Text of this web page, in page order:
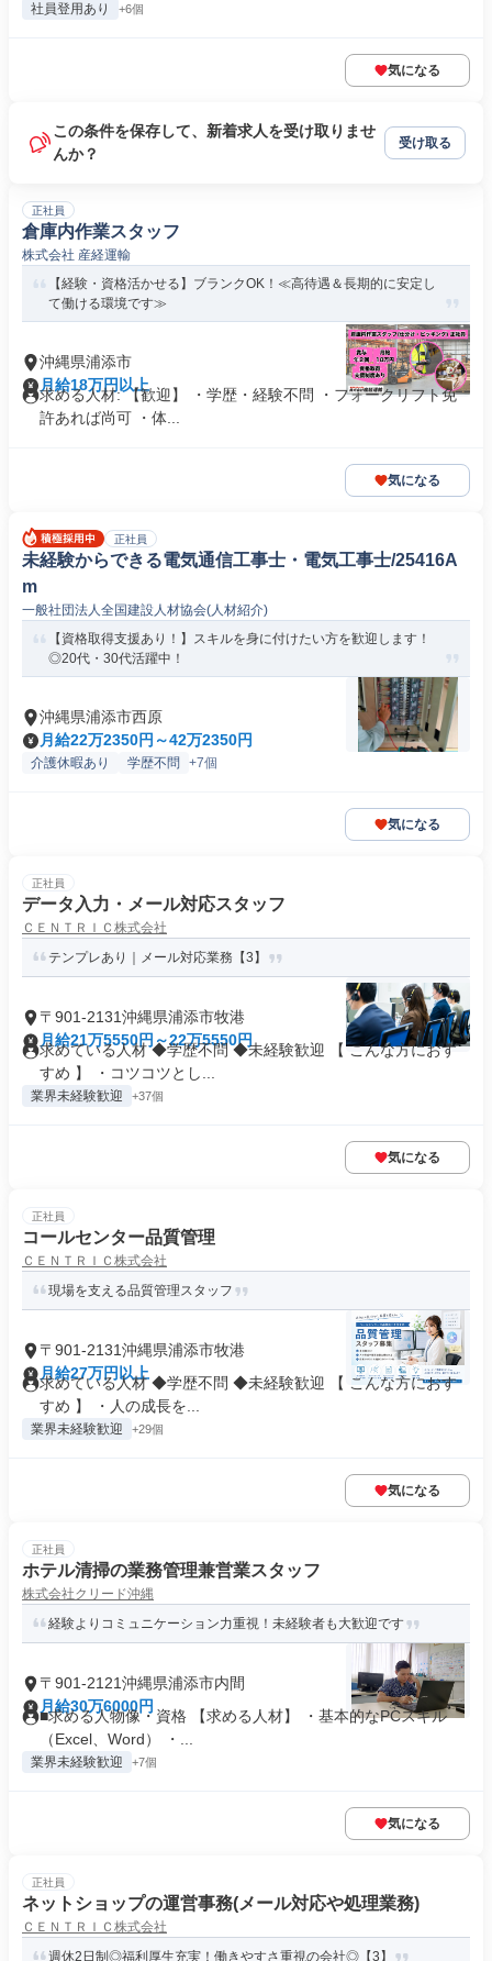
社員登用あり +6個
気になる
この条件を保存して、新着求人を受け取りませ
んか？
受け取る
正社員
倉庫内作業スタッフ
株式会社 産経運輸
【経験・資格活かせる】ブランクOK！≪高待遇＆長期的に安定し
て働ける環境です≫
沖縄県浦添市
月給18万円以上
求める人材: 【歓迎】 ・学歴・経験不問 ・フォークリフト免
許あれば尚可 ・体...
気になる
正社員
未経験からできる電気通信工事士・電気工事士/25416A
m
一般社団法人全国建設人材協会(人材紹介)
【資格取得支援あり！】スキルを身に付けたい方を歓迎します！
◎20代・30代活躍中！
沖縄県浦添市西原
月給22万2350円～42万2350円
介護休暇あり 学歴不問 +7個
気になる
正社員
データ入力・メール対応スタッフ
ＣＥＮＴＲＩＣ株式会社
テンプレあり｜メール対応業務【3】
〒901-2131沖縄県浦添市牧港
月給21万5550円～22万5550円
求めている人材 ◆学歴不問 ◆未経験歓迎 【 こんな方におす
すめ 】 ・コツコツとし...
業界未経験歓迎 +37個
気になる
正社員
コールセンター品質管理
ＣＥＮＴＲＩＣ株式会社
現場を支える品質管理スタッフ
〒901-2131沖縄県浦添市牧港
月給27万円以上
求めている人材 ◆学歴不問 ◆未経験歓迎 【 こんな方におす
すめ 】 ・人の成長を...
業界未経験歓迎 +29個
気になる
正社員
ホテル清掃の業務管理兼営業スタッフ
株式会社クリード沖縄
経験よりコミュニケーション力重視！未経験者も大歓迎です
〒901-2121沖縄県浦添市内間
月給30万6000円
■求める人物像・資格 【求める人材】 ・基本的なPCスキル
（Excel、Word） ・...
業界未経験歓迎 +7個
気になる
正社員
ネットショップの運営事務(メール対応や処理業務)
ＣＥＮＴＲＩＣ株式会社
週休2日制◎福利厚生充実！働きやすさ重視の会社◎【3】